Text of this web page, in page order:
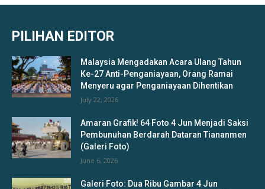
PILIHAN EDITOR
Malaysia Mengadakan Acara Ulang Tahun
Ke-27 Anti-Penganiayaan, Orang Ramai
Menyeru agar Penganiayaan Dihentikan
July 22, 2026
Amaran Grafik! 64 Foto 4 Jun Menjadi Saksi
Pembunuhan Berdarah Dataran Tiananmen
(Galeri Foto)
June 6, 2026
Galeri Foto: Dua Ribu Gambar 4 Jun